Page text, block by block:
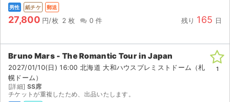
男性 紙チケ 郵送
27,800 円/枚 2 枚 0 件 残り 165 日
Bruno Mars - The Romantic Tour in Japan
2027/01/10(日) 16:00 北海道 大和ハウスプレミストドーム（札
幌ドーム）
[詳細] SS席
チケットが重複したため、出品いたします。
1